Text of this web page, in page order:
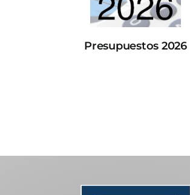
Presupuestos 2026